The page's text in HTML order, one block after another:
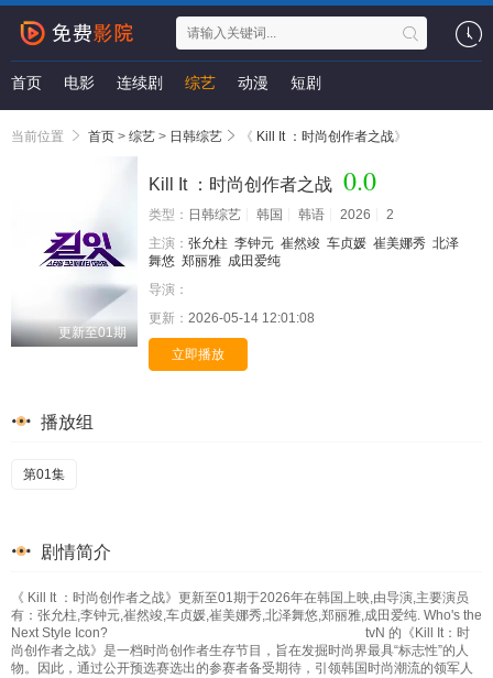
首页 电影 连续剧 综艺 动漫 短剧
当前位置 首页 > 综艺 > 日韩综艺 《 Kill It ：时尚创作者之战》
更新至01期
Kill It ：时尚创作者之战 0.0
类型： 日韩综艺 韩国 韩语 2026
2
主演： 张允柱 李钟元 崔然竣 车贞媛 崔美娜秀 北泽
舞悠 郑丽雅 成田爱纯
导演：
更新： 2026-05-14 12:01:08
立即播放
播放组
第01集
剧情简介
《 Kill It ：时尚创作者之战》更新至01期于2026年在韩国上映,由导演,主要演员
有：张允柱,李钟元,崔然竣,车贞媛,崔美娜秀,北泽舞悠,郑丽雅,成田爱纯. Who's the
Next Style Icon? tvN 的《Kill It：时
尚创作者之战》是一档时尚创作者生存节目，旨在发掘时尚界最具“标志性”的人
物。因此，通过公开预选赛选出的参赛者备受期待，引领韩国时尚潮流的领军人